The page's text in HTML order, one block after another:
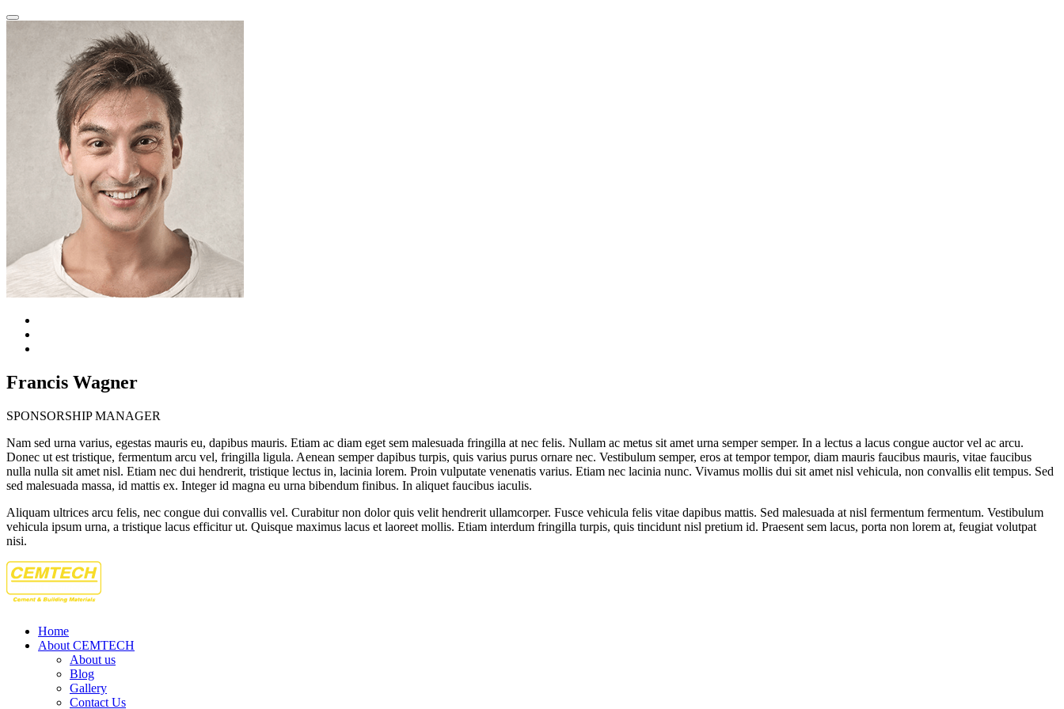
Francis Wagner
SPONSORSHIP MANAGER
Nam sed urna varius, egestas mauris eu, dapibus mauris. Etiam ac diam eget sem malesuada fringilla at nec felis. Nullam ac metus sit amet urna semper semper. In a lectus a lacus congue auctor vel ac arcu.
Donec ut est tristique, fermentum arcu vel, fringilla ligula. Aenean semper dapibus turpis, quis varius purus ornare nec. Vestibulum semper, eros at tempor tempor, diam mauris faucibus mauris, vitae faucibus
nulla nulla sit amet nisl. Etiam nec dui hendrerit, tristique lectus in, lacinia lorem. Proin vulputate venenatis varius. Etiam nec lacinia nunc. Vivamus mollis dui sit amet nisl vehicula, non convallis elit tempus. Sed
sed malesuada massa, id mattis ex. Integer id magna eu urna bibendum finibus. In aliquet faucibus iaculis.
Aliquam ultrices arcu felis, nec congue dui convallis vel. Curabitur non dolor quis velit hendrerit ullamcorper. Fusce vehicula felis vitae dapibus mattis. Sed malesuada at nisl fermentum fermentum. Vestibulum
vehicula ipsum urna, a tristique lacus efficitur ut. Quisque maximus lacus et laoreet mollis. Etiam interdum fringilla turpis, quis tincidunt nisl pretium id. Praesent sem lacus, porta non lorem at, feugiat volutpat
nisi.
Home
About CEMTECH
About us
Blog
Gallery
Contact Us